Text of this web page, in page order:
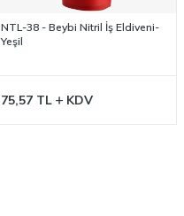
NTL-38 - Beybi Nitril İş Eldiveni-
Yeşil
75,57 TL KDV